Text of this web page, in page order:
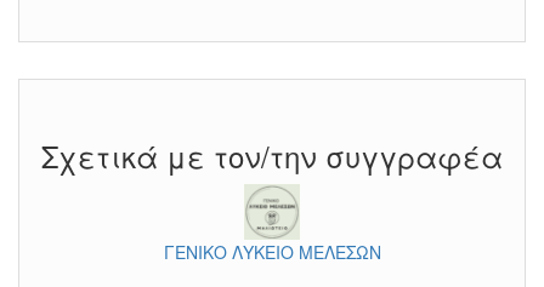
Σχετικά με τον/την συγγραφέα
ΓΕΝΙΚΟ ΛΥΚΕΙΟ ΜΕΛΕΣΩΝ